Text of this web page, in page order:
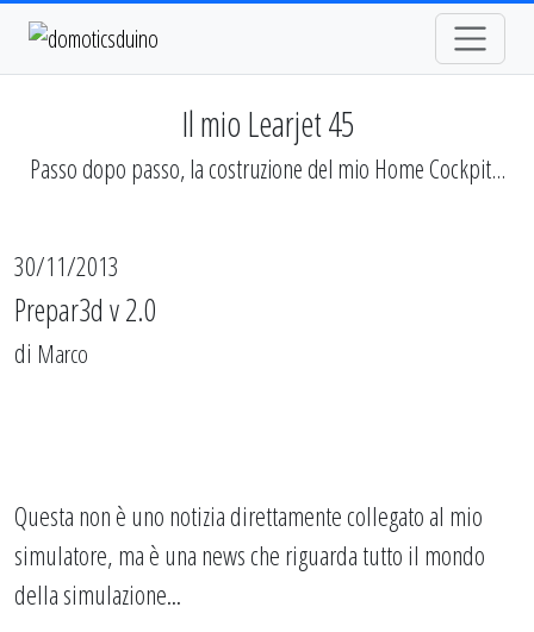
Il mio Learjet 45
Passo dopo passo, la costruzione del mio Home Cockpit...
30/11/2013
Prepar3d v 2.0
di Marco
Questa non è uno notizia direttamente collegato al mio
simulatore, ma è una news che riguarda tutto il mondo
della simulazione...